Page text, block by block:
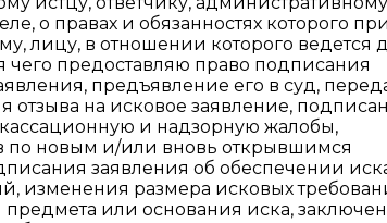
о правах и обязанностях которого
лицу, в отношении которого ведется
предоставляю право подписания
предъявление его в суд,
отзыва на исковое заявление,
и надзорную жалобы,
по новым и/или вновь открывшимся
заявления об обеспечении
изменения размера исковых
или основания иска,